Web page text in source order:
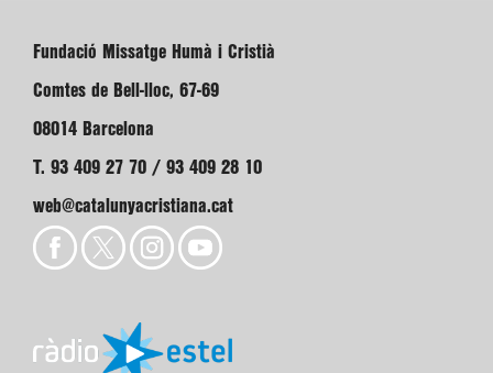
Fundació Missatge Humà i Cristià
Comtes de Bell-lloc, 67-69
08014 Barcelona
T. 93 409 27 70 / 93 409 28 10
web@catalunyacristiana.cat